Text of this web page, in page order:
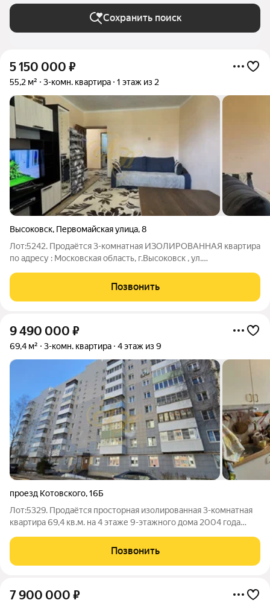
Сохранить поиск
5 150 000 ₽
55,2 м² 3-комн. квартира 1 этаж из 2
Высоковск, Первомайская улица,8
Лот:5242. Продаётся 3-комнатная ИЗОЛИРОВАННАЯ квартира
по адресу : Московская область, г.Высоковск , ул.
на 1 этаже 2-х этажного дома, комнаты изолированные, кухня 8
кв.м., окна ПВХ,
Позвонить
9 490 000 ₽
69,4 м² 3-комн. квартира 4 этаж из 9
проезд Котовского,16Б
Лот:5329. Продаётся просторная изолированная 3-комнатная
квартира 69,4 кв.м. на 4 этаже 9-этажного дома 2004 года
Комнаты 20, 11 и 9 кв.м, большая кухня 11 кв.м., просторный
коридор 10 кв.м.,
Позвонить
7 900 000 ₽